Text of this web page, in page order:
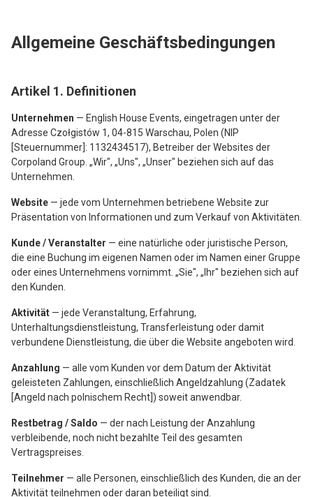
Allgemeine Geschäftsbedingungen
Artikel 1. Definitionen
Unternehmen — English House Events, eingetragen unter der
Adresse Czołgistów 1, 04-815 Warschau, Polen (NIP
[Steuernummer]: 1132434517), Betreiber der Websites der
Corpoland Group. „Wir", „Uns", „Unser" beziehen sich auf das
Unternehmen.
Website — jede vom Unternehmen betriebene Website zur
Präsentation von Informationen und zum Verkauf von Aktivitäten.
Kunde / Veranstalter — eine natürliche oder juristische Person,
die eine Buchung im eigenen Namen oder im Namen einer Gruppe
oder eines Unternehmens vornimmt. „Sie", „Ihr" beziehen sich auf
den Kunden.
Aktivität — jede Veranstaltung, Erfahrung,
Unterhaltungsdienstleistung, Transferleistung oder damit
verbundene Dienstleistung, die über die Website angeboten wird.
Anzahlung — alle vom Kunden vor dem Datum der Aktivität
geleisteten Zahlungen, einschließlich Angeldzahlung (Zadatek
[Angeld nach polnischem Recht]) soweit anwendbar.
Restbetrag / Saldo — der nach Leistung der Anzahlung
verbleibende, noch nicht bezahlte Teil des gesamten
Vertragspreises.
Teilnehmer — alle Personen, einschließlich des Kunden, die an der
Aktivität teilnehmen oder daran beteiligt sind.